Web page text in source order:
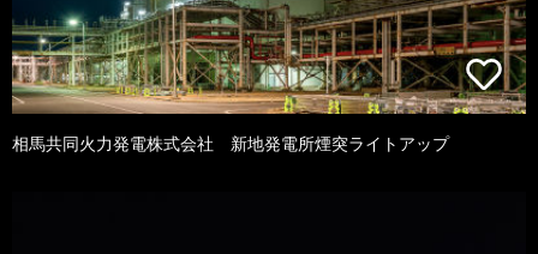
相馬共同火力発電株式会社 新地発電所煙突ライトアップ